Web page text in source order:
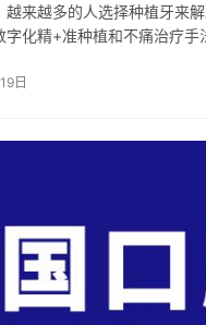
越来越多的人选择种植牙来
字化精+准种植和不痛治疗
日